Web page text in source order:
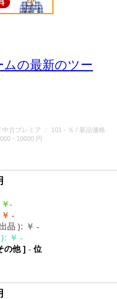
ムの最新のツー
中古プレミア ： 101 - ％ / 新品価格
- 10000 円
￥-
￥ -
品 ): ￥ -
: ￥ -
の他]- 位